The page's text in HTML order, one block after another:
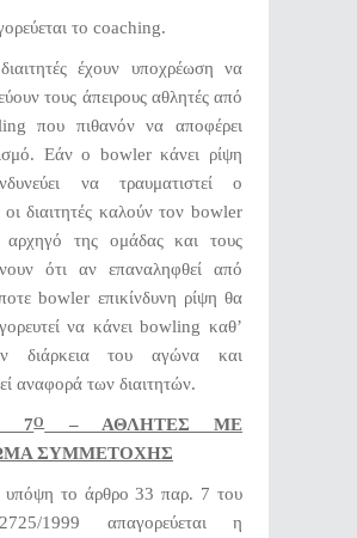
το coaching.
έχουν υποχρέωση να
τους άπειρους αθλητές από
που πιθανόν να αποφέρει
Εάν ο bowler κάνει ρίψη
να τραυματιστεί ο
διαιτητές καλούν τον bowler
αρχηγό της ομάδας και τους
ότι αν επαναληφθεί από
bowler επικίνδυνη ρίψη θα
να κάνει bowling καθ’
διάρκεια του αγώνα και
αναφορά των διαιτητών.
7Ο– ΑΘΛΗΤΕΣ ΜΕ
ΣΥΜΜΕΤΟΧΗΣ
υπόψη το άρθρο 33 παρ. 7 του
1999 απαγορεύεται η